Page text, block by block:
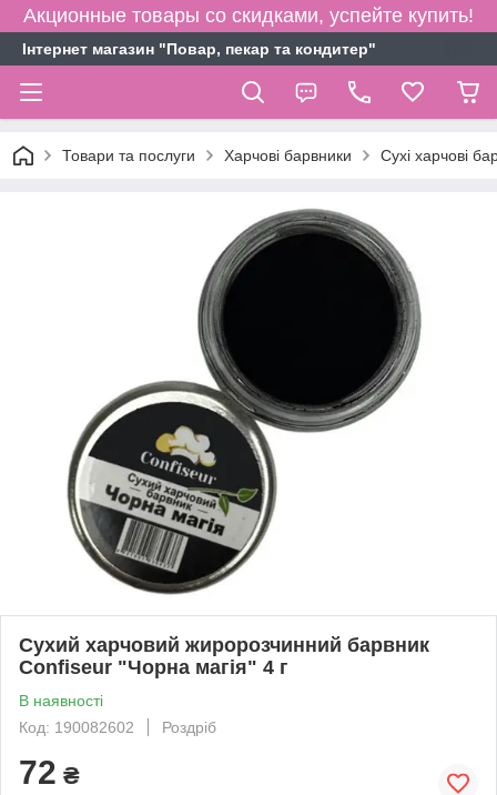
Акционные товары со скидками, успейте купить!
Інтернет магазин "Повар, пекар та кондитер"
Товари та послуги Харчові барвники Сухі харчові
Сухий харчовий жиророзчинний барвник
Confiseur "Чорна магія" 4 г
В наявності
Код: 190082602
Роздріб
72 ₴